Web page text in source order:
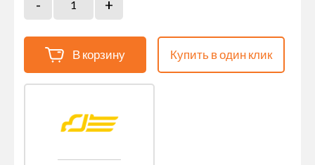
В корзину Купить в один клик